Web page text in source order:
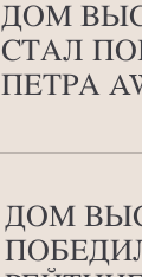
ДОМ
СТАЛ
ПЕТРА
ДОМ